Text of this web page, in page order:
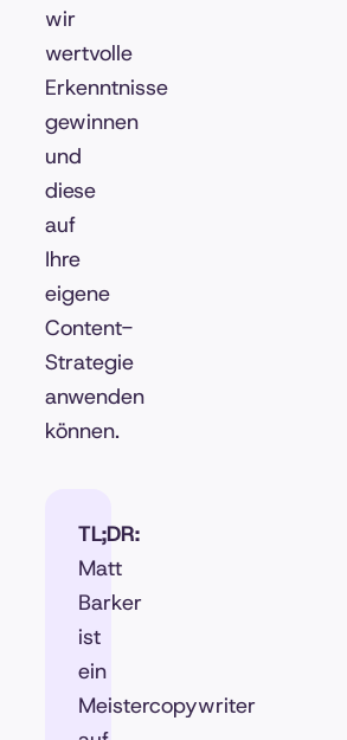
wir
wertvolle
Erkenntnisse
gewinnen
und
diese
auf
Ihre
eigene
Content-
Strategie
anwenden
können.
TL;DR:
Matt
Barker
ist
ein
Meistercopywriter